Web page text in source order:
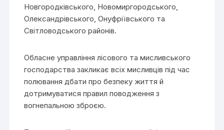
Новгородківського, Новомиргородського,
Олександрівського, Онуфріївського та
Світловодського районів.
Обласне управління лісового та мисливського
господарства закликає всіх мисливців під час
полювання дбати про безпеку життя й
дотримуватися правил поводження з
вогнепальною зброєю.